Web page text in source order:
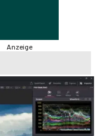
Anzeige